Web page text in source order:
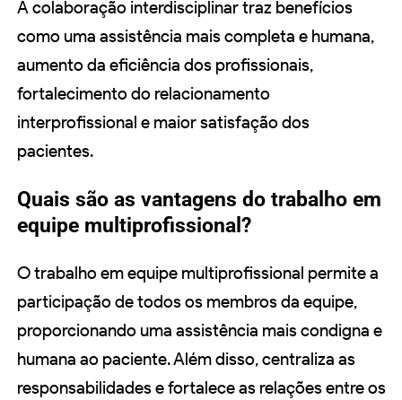
A colaboração interdisciplinar traz benefícios
como uma assistência mais completa e humana,
aumento da eficiência dos profissionais,
fortalecimento do relacionamento
interprofissional e maior satisfação dos
pacientes.
Quais são as vantagens do trabalho em
equipe multiprofissional?
O trabalho em equipe multiprofissional permite a
participação de todos os membros da equipe,
proporcionando uma assistência mais condigna e
humana ao paciente. Além disso, centraliza as
responsabilidades e fortalece as relações entre os